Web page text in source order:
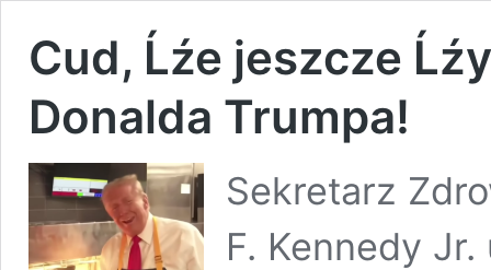
Cud, Ĺźe jeszcze
Donalda Trumpa!
Sekretarz
F. Kennedy Jr.